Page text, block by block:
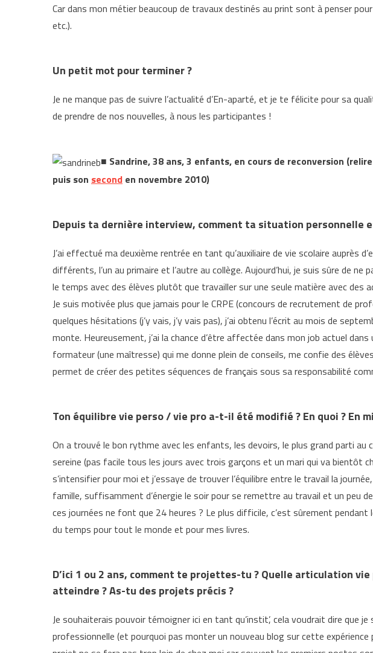
Car dans mon métier beaucoup de travaux destinés au print sont à penser
etc.).
Un petit mot pour terminer ?
Je ne manque pas de suivre l’actualité d’En-aparté, et je te félicite pour sa
de prendre de nos nouvelles, à nous les participantes !
■ Sandrine, 38 ans, 3 enfants, en cours de reconversion
puis son second en novembre 2010)
Depuis ta dernière interview, comment ta situation personnelle
J’ai effectué ma deuxième rentrée en tant qu’auxiliaire de vie scolaire auprès
différents, l’un au primaire et l’autre au collège. Aujourd’hui, je suis sûre de
le temps avec des élèves plutôt que travailler sur une seule matière avec des
Je suis motivée plus que jamais pour le CRPE (concours de recrutement de
quelques hésitations (j’y vais, j’y vais pas), j’ai obtenu l’écrit au mois de
monte. Heureusement, j’ai la chance d’être affectée dans mon job actuel dans
formateur (une maîtresse) qui me donne plein de conseils, me confie des
permet de créer des petites séquences de français sous sa responsabilité
Ton équilibre vie perso / vie pro a-t-il été modifié ? En quoi ? En
On a trouvé le bon rythme avec les enfants, les devoirs, le plus grand parti au
sereine (pas facile tous les jours avec trois garçons et un mari qui va bientôt
s’intensifier pour moi et j’essaye de trouver l’équilibre entre le travail la
famille, suffisamment d’énergie le soir pour se remettre au travail et un peu
ces journées ne font que 24 heures ? Le plus difficile, c’est sûrement
du temps pour tout le monde et pour mes livres.
D’ici 1 ou 2 ans, comment te projettes-tu ? Quelle articulation
atteindre ? As-tu des projets précis ?
Je souhaiterais pouvoir témoigner ici en tant qu’instit’, cela voudrait dire que
professionnelle (et pourquoi pas monter un nouveau blog sur cette expérience